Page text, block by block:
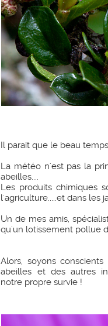
Il parait que le beau
La météo n'est pas la
abeilles....
Les produits chimiques
l'agriculture.....et dans les
Un de mes amis,
qu'un lotissement pollue
Alors, soyons
abeilles et des autres
notre propre survie !